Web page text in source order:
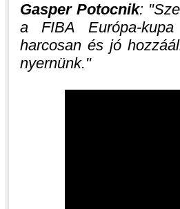
Gasper Potocnik:
a FIBA Európa-kupa
harcosan és jó
nyernünk.